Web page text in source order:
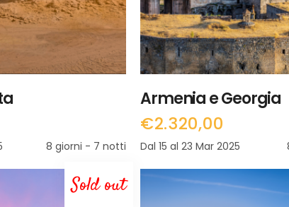
8 giorni - 7 notti
Armenia e Georgia
€2.320,00
Dal 15 al 23 Mar 2025
Sold out